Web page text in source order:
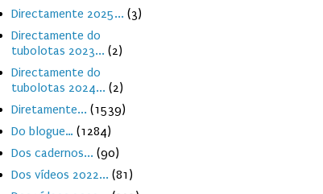
Directamente 2025... (3)
Directamente do
tubolotas 2023... (2)
Directamente do
tubolotas 2024... (2)
Diretamente... (1539)
Do blogue… (1284)
Dos cadernos... (90)
Dos vídeos 2022... (81)